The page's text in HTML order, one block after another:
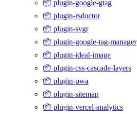
📦 plugin-google-gtag
📦 plugin-rsdoctor
📦 plugin-svgr
📦 plugin-google-tag-manager
📦 plugin-ideal-image
📦 plugin-css-cascade-layers
📦 plugin-pwa
📦 plugin-sitemap
📦 plugin-vercel-analytics